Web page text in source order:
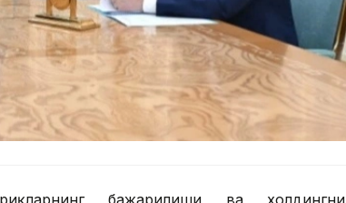
бажарилиши ва холдингни